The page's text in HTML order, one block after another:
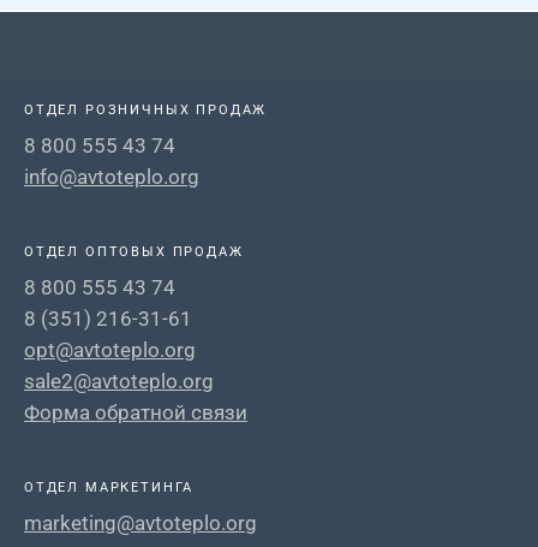
ОТДЕЛ РОЗНИЧНЫХ ПРОДАЖ
8 800 555 43 74
info@avtoteplo.org
ОТДЕЛ ОПТОВЫХ ПРОДАЖ
8 800 555 43 74
8 (351) 216-31-61
opt@avtoteplo.org
sale2@avtoteplo.org
Форма обратной связи
ОТДЕЛ МАРКЕТИНГА
marketing@avtoteplo.org